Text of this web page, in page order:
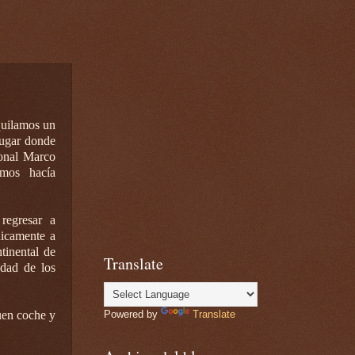
un
donde
Marco
hacía
a
a
de
de los
coche y
Translate
Powered by Translate